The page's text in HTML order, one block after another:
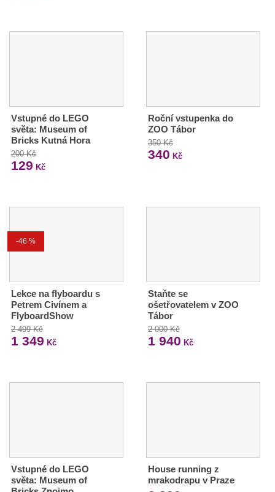
Vstupné do LEGO
světa: Museum of
Bricks Kutná Hora
200 Kč
129 Kč
Roční vstupenka do
ZOO Tábor
350 Kč
340 Kč
-46 %
Lekce na flyboardu s
Petrem Civínem a
FlyboardShow
2 499 Kč
1 349 Kč
Staňte se
ošetřovatelem v ZOO
Tábor
2 000 Kč
1 940 Kč
Vstupné do LEGO
světa: Museum of
House running z
mrakodrapu v Praze